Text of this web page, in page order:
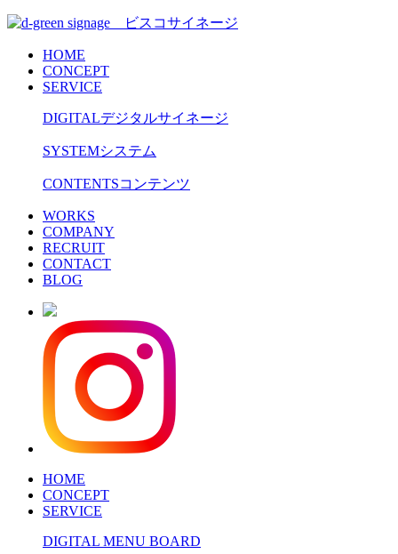
HOME
CONCEPT
SERVICE
DIGITALデジタルサイネージ
SYSTEMシステム
CONTENTSコンテンツ
WORKS
COMPANY
RECRUIT
CONTACT
BLOG
HOME
CONCEPT
SERVICE
DIGITAL MENU BOARD